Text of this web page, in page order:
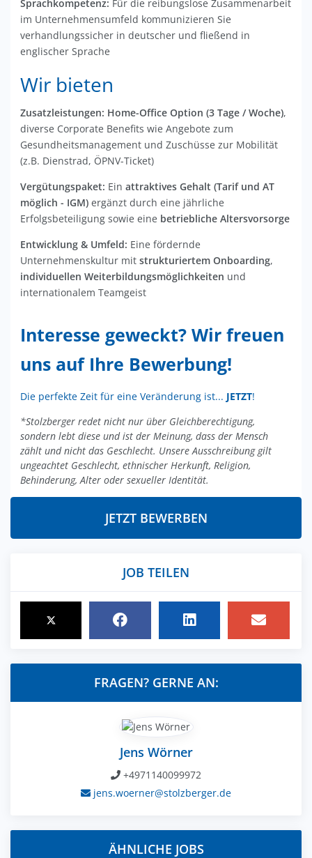
Sprachkompetenz: Für die reibungslose Zusammenarbeit
im Unternehmensumfeld kommunizieren Sie
verhandlungssicher in deutscher und fließend in
englischer Sprache
Wir bieten
Zusatzleistungen: Home-Office Option (3 Tage / Woche),
diverse Corporate Benefits wie Angebote zum
Gesundheitsmanagement und Zuschüsse zur Mobilität
(z.B. Dienstrad, ÖPNV-Ticket)
Vergütungspaket: Ein attraktives Gehalt (Tarif und AT
möglich - IGM) ergänzt durch eine jährliche
Erfolgsbeteiligung sowie eine betriebliche Altersvorsorge
Entwicklung & Umfeld: Eine fördernde
Unternehmenskultur mit strukturiertem Onboarding,
individuellen Weiterbildungsmöglichkeiten und
internationalem Teamgeist
Interesse geweckt? Wir freuen
uns auf Ihre Bewerbung!
Die perfekte Zeit für eine Veränderung ist... JETZT!
*Stolzberger redet nicht nur über Gleichberechtigung,
sondern lebt diese und ist der Meinung, dass der Mensch
zählt und nicht das Geschlecht. Unsere Ausschreibung gilt
ungeachtet Geschlecht, ethnischer Herkunft, Religion,
Behinderung, Alter oder sexueller Identität.
JETZT BEWERBEN
JOB TEILEN
FRAGEN? GERNE AN:
Jens Wörner
+4971140099972
jens.woerner@stolzberger.de
ÄHNLICHE JOBS